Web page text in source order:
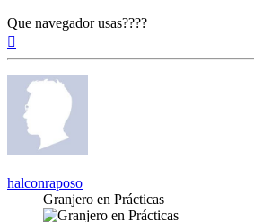
Que navegador usas????
halconraposo
Granjero en Prácticas